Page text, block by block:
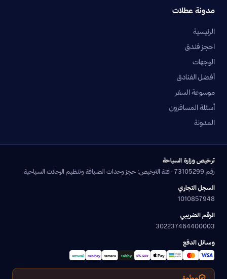
مدونة عطلات
الرئيسية
احجز فندق
الوجهات
أفضل الفنادق
موسوعة السفر
أسئلة المسافرون
المدونة
ترخيص وزارة السياحة
رقم 73105299 · فئة الترخيص: حجز وحدات الضيافة وتنظيم الرحلات السياحية
السجل التجاري
1010857948
الرقم الضريبي
302237464400003
وسائل الدفع